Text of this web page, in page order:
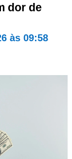
dor de
às 09:58